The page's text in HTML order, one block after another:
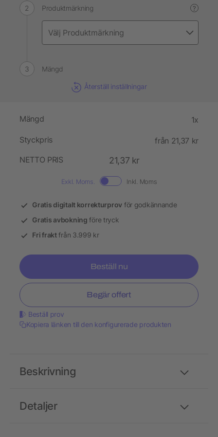
Produktmärkning ?
Mängd
Återställ inställningar
Mängd 1x
Styckpris
från 21,37 kr
NETTO PRIS
21,37 kr
Exkl. Moms. Inkl. Moms
Gratis digitalt korrekturprov för godkännande
Gratis avbokning före tryck
Fri fraktfrån 3.999 kr
Beställ nu
Begär offert
Beställ prov
Kopiera länken till den konfigurerade produkten
Detaljer
Beskrivning